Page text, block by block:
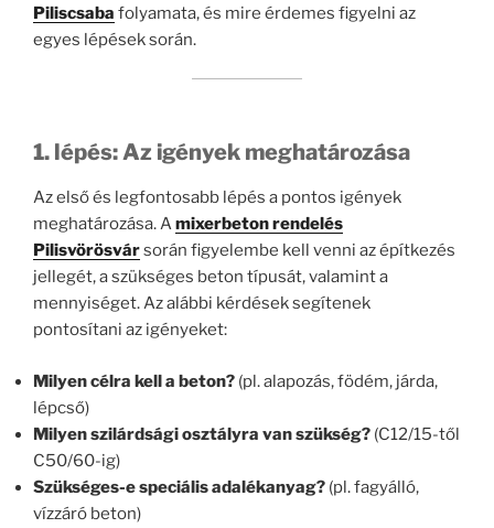
Piliscsaba folyamata, és mire érdemes figyelni az
egyes lépések során.
1. lépés: Az igények meghatározása
Az első és legfontosabb lépés a pontos igények
meghatározása. Amixerbeton rendelés
Pilisvörösvársorán figyelembe kell venni az építkezés
jellegét, a szükséges beton típusát, valamint a
mennyiséget. Az alábbi kérdések segítenek
pontosítani az igényeket:
Milyen célra kell a beton? (pl. alapozás, födém, járda,
lépcső)
Milyen szilárdsági osztályra van szükség? (C12/15-től
C50/60-ig)
Szükséges-e speciális adalékanyag? (pl. fagyálló,
vízzáró beton)